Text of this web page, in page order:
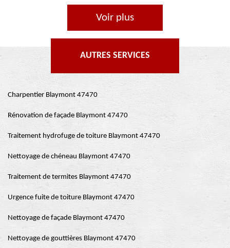
Voir plus
AUTRES SERVICES
Charpentier Blaymont 47470
Rénovation de façade Blaymont 47470
Traitement hydrofuge de toiture Blaymont 47470
Nettoyage de chéneau Blaymont 47470
Traitement de termites Blaymont 47470
Urgence fuite de toiture Blaymont 47470
Nettoyage de façade Blaymont 47470
Nettoyage de gouttières Blaymont 47470